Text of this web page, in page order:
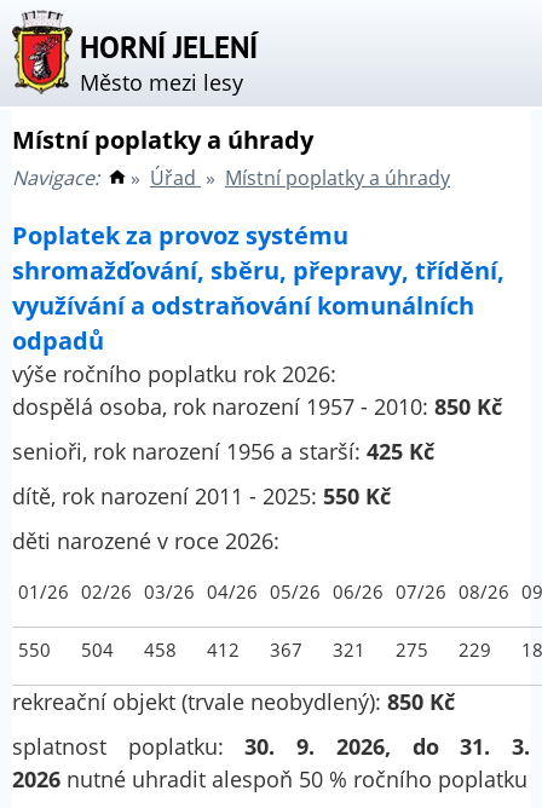
HORNÍ JELENÍ
Město mezi lesy
Místní poplatky a úhrady
Navigace: » Úřad » Místní poplatky a úhrady
Poplatek za provoz systému
shromažďování, sběru, přepravy, třídění,
využívání a odstraňování komunálních
odpadů
výše ročního poplatku rok 2026:
dospělá osoba, rok narození 1957 - 2010: 850 Kč
senioři, rok narození 1956 a starší: 425 Kč
dítě, rok narození 2011 - 2025: 550 Kč
děti narozené v roce 2026:
01/26 02/26 03/26 04/26 05/26 06/26 07/26 08/26
550 504 458 412 367 321 275 229
rekreační objekt (trvale neobydlený): 850 Kč
splatnost poplatku:30. 9. 2026, do 31. 3.
2026 nutné uhradit alespoň 50 % ročního poplatku